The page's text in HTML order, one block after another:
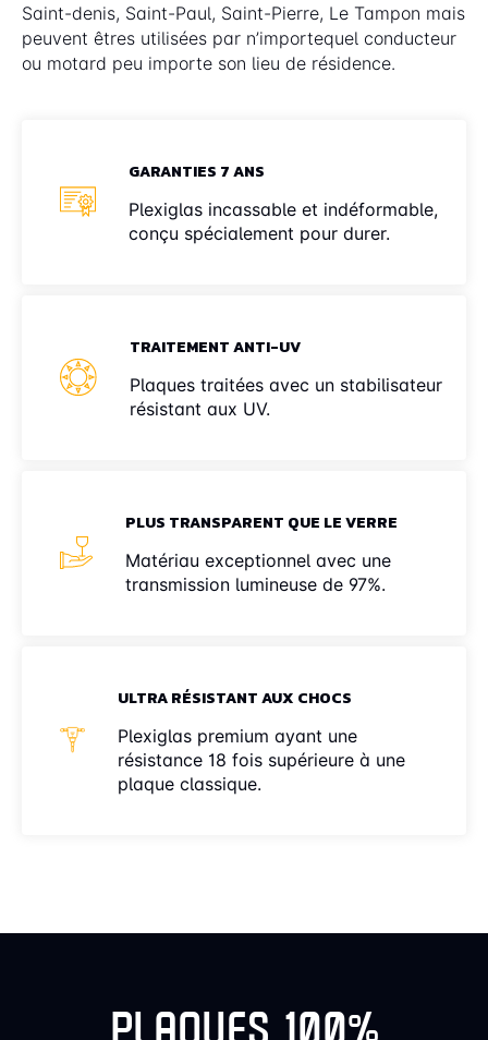
Saint-denis, Saint-Paul, Saint-Pierre, Le Tampon mais
peuvent êtres utilisées par n’importequel conducteur
ou motard peu importe son lieu de résidence.
GARANTIES 7 ANS
Plexiglas incassable et indéformable,
conçu spécialement pour durer.
TRAITEMENT ANTI-UV
Plaques traitées avec un stabilisateur
résistant aux UV.
PLUS TRANSPARENT QUE LE VERRE
Matériau exceptionnel avec une
transmission lumineuse de 97%.
ULTRA RÉSISTANT AUX CHOCS
Plexiglas premium ayant une
résistance 18 fois supérieure à une
plaque classique.
PLAQUES 100%